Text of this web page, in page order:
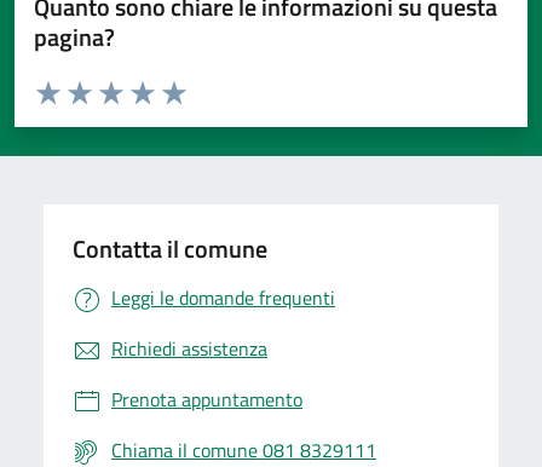
pagina?
Valuta da 1 a 5 stelle la pagina
Valuta 5 stelle su 5
Valuta 4 stelle su 5
Valuta 3 stelle su 5
Valuta 2 stelle su 5
Valuta 1 stelle su 5
Contatta il comune
Leggi le domande frequenti
Richiedi assistenza
Prenota appuntamento
Chiama il comune 081 8329111